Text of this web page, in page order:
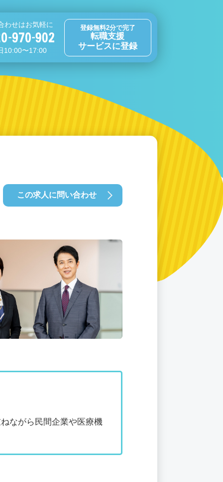
わせはお気軽に
10:00〜17:00
登録無料2分で完了
転職支援
サービスに登録
この求人に問い合わせ
ながら民間企業や医療機